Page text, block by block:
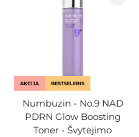
AKCIJA BESTSELERIS
Numbuzin - No.9 NAD
PDRN Glow Boosting
Toner - Švytėjimo